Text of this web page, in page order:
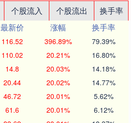
个股流入 个股流出
换手率
最新价 涨幅
换手率
116.52 396.89% 79.39%
110.02 20.21% 16.80%
14.8 20.03% 14.18%
20.44 20.02% 14.77%
46.72 20.01% 5.62%
61.6 20.01% 6.12%